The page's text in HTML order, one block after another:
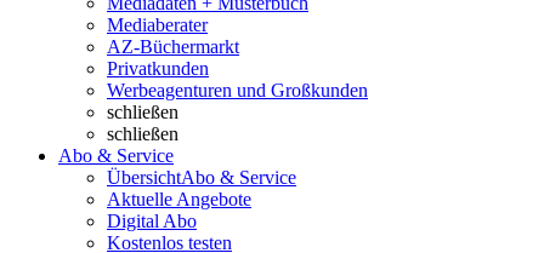
Mediaberater
AZ-Büchermarkt
Privatkunden
Werbeagenturen und Großkunden
schließen
schließen
Abo & Service
ÜbersichtAbo & Service
Aktuelle Angebote
Digital Abo
Kostenlos testen